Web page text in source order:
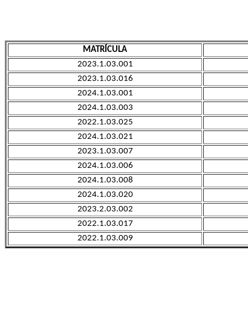
MATRÍCULA
2023.1.03.001
2023.1.03.016
2024.1.03.001
2024.1.03.003
2022.1.03.025
2024.1.03.021
2023.1.03.007
2024.1.03.006
2024.1.03.008
2024.1.03.020
2023.2.03.002
2022.1.03.017
2022.1.03.009